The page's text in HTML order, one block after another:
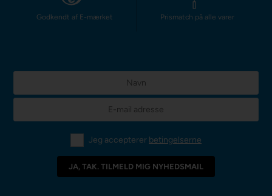
Godkendt af E-mærket Prismatch på alle varer
Jeg accepterer betingelserne